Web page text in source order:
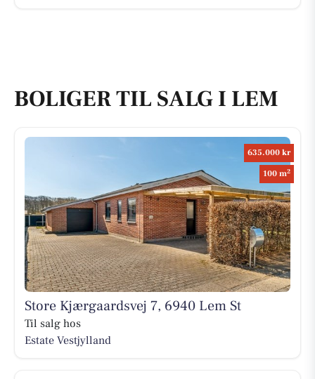
BOLIGER TIL SALG I LEM
635.000 kr
100 m2
Store Kjærgaardsvej 7, 6940 Lem St
Til salg hos
Estate Vestjylland